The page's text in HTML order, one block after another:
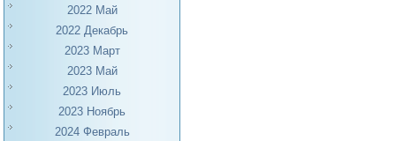
2022 Май
2022 Декабрь
2023 Март
2023 Май
2023 Июль
2023 Ноябрь
2024 Февраль